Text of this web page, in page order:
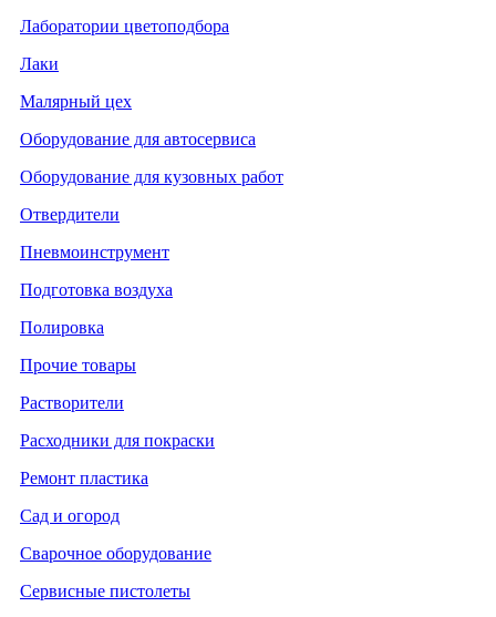
Лаборатории цветоподбора
Лаки
Малярный цех
Оборудование для автосервиса
Оборудование для кузовных работ
Отвердители
Пневмоинструмент
Подготовка воздуха
Полировка
Прочие товары
Растворители
Расходники для покраски
Ремонт пластика
Сад и огород
Сварочное оборудование
Сервисные пистолеты